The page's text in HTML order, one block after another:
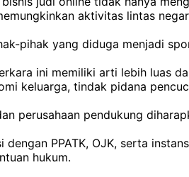
aktivitas lintas
pihak yang diduga menjadi
ini memiliki arti lebih luas
keluarga, tindak pidana
perusahaan pendukung
PPATK, OJK, serta
hukum.